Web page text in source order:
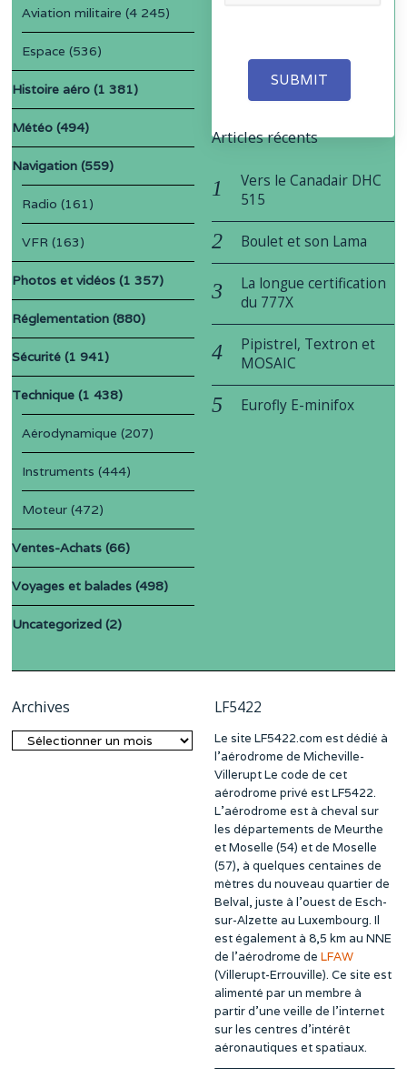
SUBMIT
Aviation militaire (4 245)
Espace (536)
Histoire aéro (1 381)
Météo (494)
Navigation (559)
Radio (161)
VFR (163)
Photos et vidéos (1 357)
Réglementation (880)
Sécurité (1 941)
Technique (1 438)
Aérodynamique (207)
Instruments (444)
Moteur (472)
Ventes-Achats (66)
Voyages et balades (498)
Uncategorized (2)
Articles récents
Vers le Canadair DHC
515
Boulet et son Lama
La longue certification
du 777X
Pipistrel, Textron et
MOSAIC
Eurofly E-minifox
Archives
Archives
LF5422
Le site LF5422.com est dédié à
l’aérodrome de Micheville-
Villerupt Le code de cet
aérodrome privé est LF5422.
L’aérodrome est à cheval sur
les départements de Meurthe
et Moselle (54) et de Moselle
(57), à quelques centaines de
mètres du nouveau quartier de
Belval, juste à l’ouest de Esch-
sur-Alzette au Luxembourg. Il
est également à 8,5 km au NNE
de l’aérodrome de LFAW
(Villerupt-Errouville). Ce site est
alimenté par un membre à
partir d’une veille de l’internet
sur les centres d’intérêt
aéronautiques et spatiaux.